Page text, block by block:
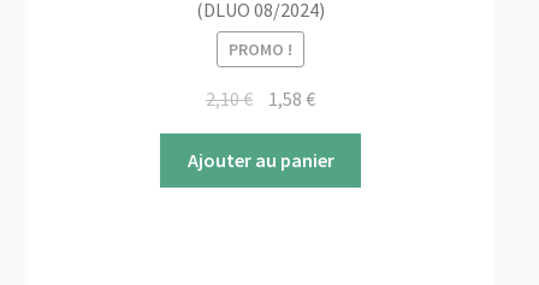
(DLUO 08/2024)
PROMO !
2,10€
Le
initial
était :
1,58 €Le
actuel
est :
Ajouter au panier